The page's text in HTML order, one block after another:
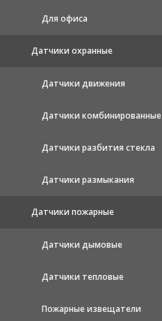
Для офиса
Датчики охранные
Датчики движения
Датчики комбинированные
Датчики разбития стекла
Датчики размыкания
Датчики пожарные
Датчики дымовые
Датчики тепловые
Пожарные извещатели